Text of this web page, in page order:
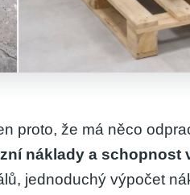
proto, že má něco
náklady a schopnost
jednoduchý výpočet